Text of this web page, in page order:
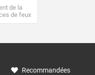
de la
de feux
sont
à la
Recommandées